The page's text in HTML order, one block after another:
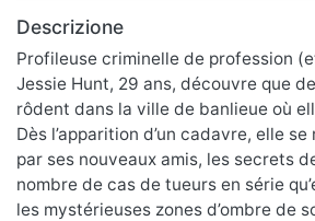
Descrizione
Profileuse criminelle de profession
Jessie Hunt, 29 ans, découvre que
rôdent dans la ville de banlieue où
Dès l’apparition d’un cadavre, elle
par ses nouveaux amis, les secrets
nombre de cas de tueurs en série
les mystérieuses zones d’ombre de